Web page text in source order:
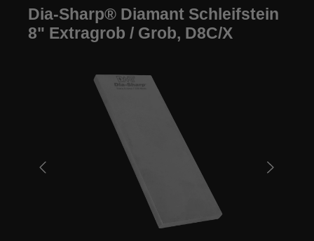
Dia-Sharp® Diamant Schleifstein
8" Extragrob / Grob, D8C/X
Bildergalerie überspringen